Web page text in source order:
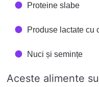
Proteine ​​slabe
Produse lactate cu
Nuci și semințe
Aceste alimente